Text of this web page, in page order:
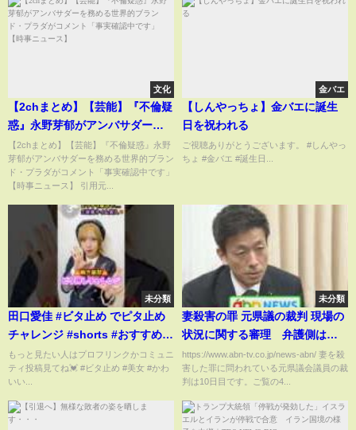
文化
【2chまとめ】【芸能】『不倫疑
惑』永野芽郁がアンバサダーを
務める世界的ブランド・プラダ
がコメント「事実確認中です」
【時事ニュース】
【2chまとめ】【芸能】『不倫疑惑』永野
芽郁がアンバサダーを務める世界的ブラン
ド・プラダがコメント「事実確認中です」
【時事ニュース】 引用元...
金バエ
【しんやっちょ】金バエに誕生
日を祝われる
ご視聴ありがとうございます。 #しんやっ
ちょ #金バエ #誕生日...
未分類
田口愛佳 #ビタ止め でピタ止め
チャレンジ #shorts #おすすめ
#dance #akb48 #美女
もっと見たい人はプロフリンクかコミュニ
ティ投稿見てね💓 #ビタ止め #美女 #かわ
いい...
未分類
妻殺害の罪 元県議の裁判 現場の
状況に関する審理 弁護側は
DNA型検出で〝第三者の犯行〟
主張（abnステーション
2024.10.31）
https://www.abn-tv.co.jp/news-abn/ 妻を殺
害した罪に問われている元県議会議員の裁
判は10日目です。ご覧の4...